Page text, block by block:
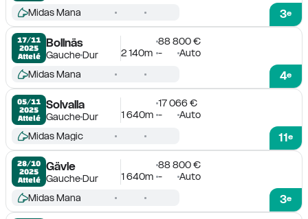
3e
Midas Mana
17/11
2025
Attelé
Bollnäs
GaucheDur
88 800 €
2 140m - Auto
4e
Midas Mana
05/11
2025
Attelé
Solvalla
GaucheDur
17 066 €
1 640m - Auto
11e
Midas Magic
28/10
2025
Attelé
Gävle
GaucheDur
88 800 €
1 640m - Auto
3e
Midas Mana